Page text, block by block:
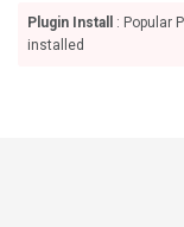
Plugin Install
: Popular
installed